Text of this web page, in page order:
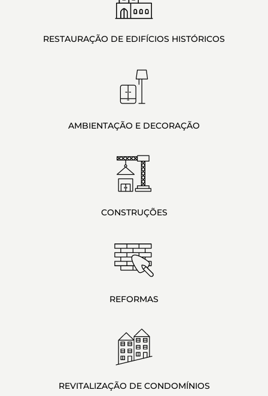
RESTAURAÇÃO DE EDIFÍCIOS HISTÓRICOS
AMBI­EN­TAÇÃO E DECORAÇÃO
CONSTRUÇÕES
REFORMAS
REVI­TAL­IZA­ÇÃO DE CONDOMÍNIOS